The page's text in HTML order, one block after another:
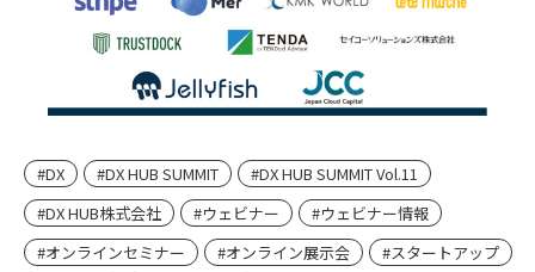
#DX #DX HUB SUMMIT
#DX HUB SUMMIT Vol.11
#DX HUB株式会社
#ウェビナー
#ウェビナー情報
#オンラインセミナー
#オンライン展示会
#スタートアップ